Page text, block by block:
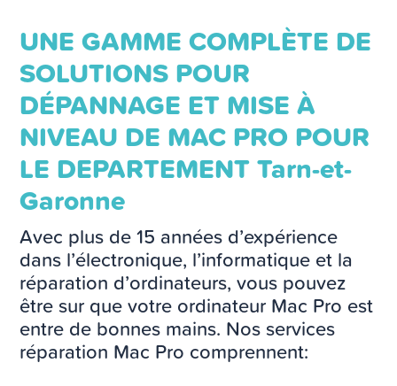
UNE GAMME COMPLÈTE DE
SOLUTIONS POUR
DÉPANNAGE ET MISE À
NIVEAU DE MAC PRO POUR
LE DEPARTEMENT Tarn-et-
Garonne
Avec plus de 15 années d’expérience
dans l’électronique, l’informatique et la
réparation d’ordinateurs, vous pouvez
être sur que votre ordinateur Mac Pro est
entre de bonnes mains. Nos services
réparation Mac Pro comprennent: